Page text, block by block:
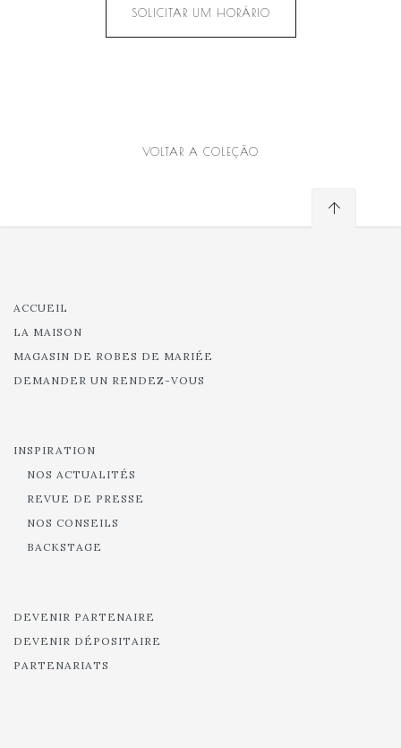
SOLICITAR UM HORÁRIO
VOLTAR A COLEÇÃO
ACCUEIL
LA MAISON
MAGASIN DE ROBES DE MARIÉE
DEMANDER UN RENDEZ-VOUS
INSPIRATION
NOS ACTUALITÉS
REVUE DE PRESSE
NOS CONSEILS
BACKSTAGE
DEVENIR PARTENAIRE
DEVENIR DÉPOSITAIRE
PARTENARIATS